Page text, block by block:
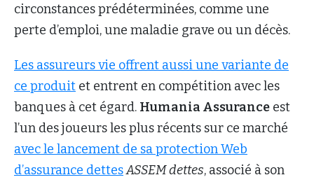
circonstances prédéterminées, comme une
perte d’emploi, une maladie grave ou un décès.
Les assureurs vie offrent aussi une variante de
ce produit et entrent en compétition avec les
banques à cet égard. Humania Assurance est
l’un des joueurs les plus récents sur ce marché
avec le lancement de sa protection Web
d’assurance dettesASSEM dettes, associé à son